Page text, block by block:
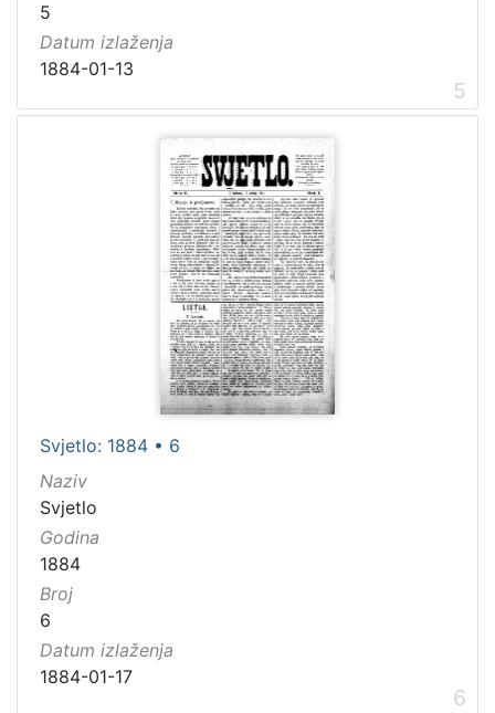
5
Datum izlaženja
1884-01-13
5
Svjetlo: 1884 • 6
Naziv
Svjetlo
Godina
1884
Broj
6
Datum izlaženja
1884-01-17
6